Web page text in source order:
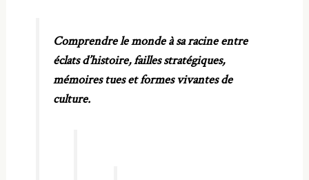
Comprendre le monde à sa racine entre
éclats d’histoire, failles stratégiques,
mémoires tues et formes vivantes de
culture.